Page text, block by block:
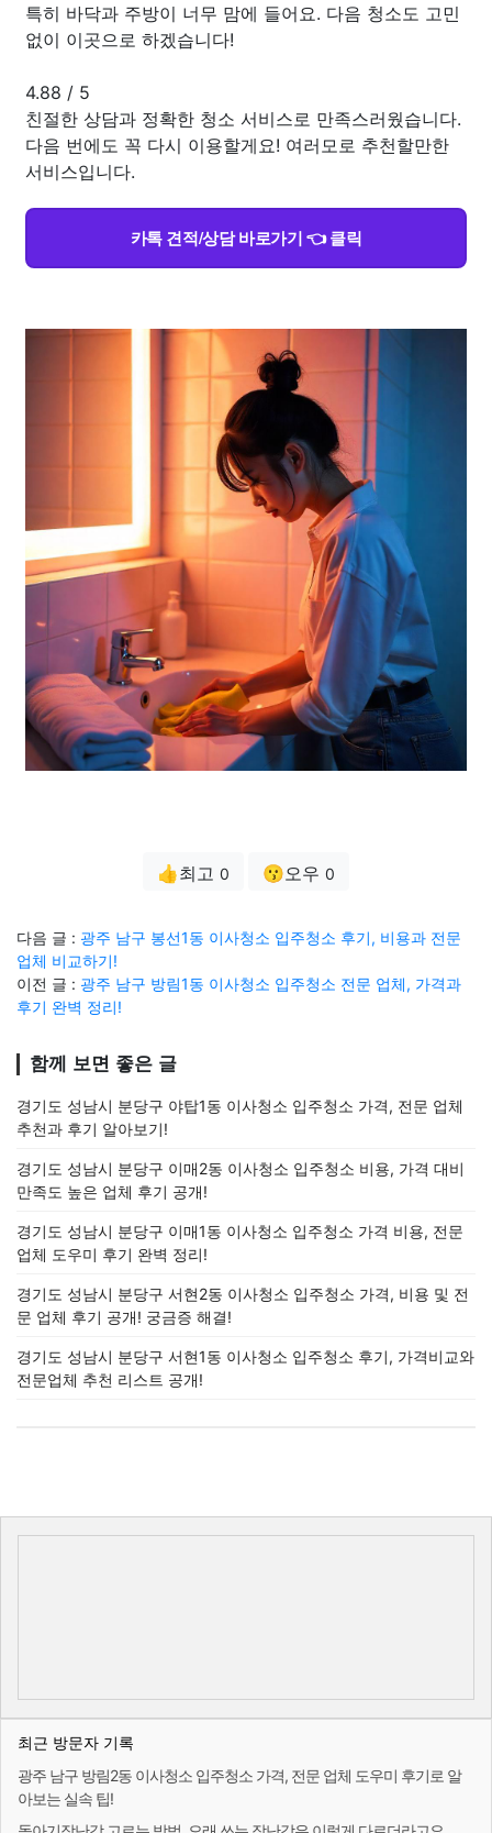
특히 바닥과 주방이 너무 맘에 들어요. 다음 청소도 고민
없이 이곳으로 하겠습니다!
4.88 / 5
친절한 상담과 정확한 청소 서비스로 만족스러웠습니다.
다음 번에도 꼭 다시 이용할게요! 여러모로 추천할만한
서비스입니다.
카톡 견적/상담 바로가기 👈 클릭
👍최고 0 😗오우 0
다음 글 : 광주 남구 봉선1동 이사청소 입주청소 후기, 비용과 전문
업체 비교하기!
이전 글 : 광주 남구 방림1동 이사청소 입주청소 전문 업체, 가격과
후기 완벽 정리!
함께 보면 좋은 글
경기도 성남시 분당구 야탑1동 이사청소 입주청소 가격, 전문 업체
추천과 후기 알아보기!
경기도 성남시 분당구 이매2동 이사청소 입주청소 비용, 가격 대비
만족도 높은 업체 후기 공개!
경기도 성남시 분당구 이매1동 이사청소 입주청소 가격 비용, 전문
업체 도우미 후기 완벽 정리!
경기도 성남시 분당구 서현2동 이사청소 입주청소 가격, 비용 및 전
문 업체 후기 공개! 궁금증 해결!
경기도 성남시 분당구 서현1동 이사청소 입주청소 후기, 가격비교와
전문업체 추천 리스트 공개!
최근 방문자 기록
광주 남구 방림2동 이사청소 입주청소 가격, 전문 업체 도우미 후기로 알
아보는 실속 팁!